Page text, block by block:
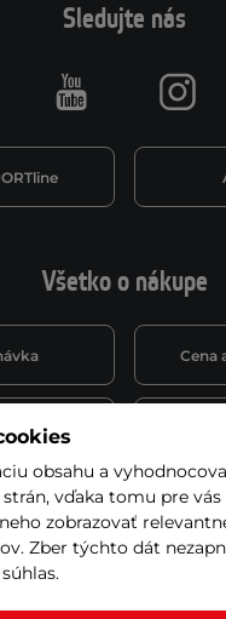
Všetko o nákupe
Cena
platby
servis
Sledujte nás
Youtube
obsahu a
vďaka tomu pre vás
zobrazovať
Zber týchto dát